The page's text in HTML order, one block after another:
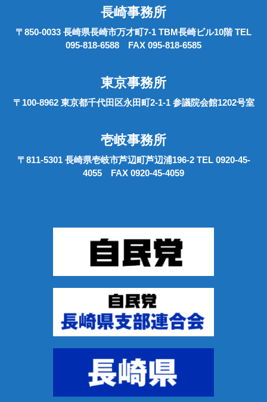
長崎事務所
〒850-0033 長崎県長崎市万才町7-1 TBM長崎ビル10階 TEL
095-818-6588 FAX 095-818-6585
東京事務所
〒100-8962 東京都千代田区永田町2-1-1 参議院会館1202号室
壱岐事務所
〒811-5301 長崎県壱岐市芦辺町芦辺浦196-2 TEL 0920-45-
4055 FAX 0920-45-4059